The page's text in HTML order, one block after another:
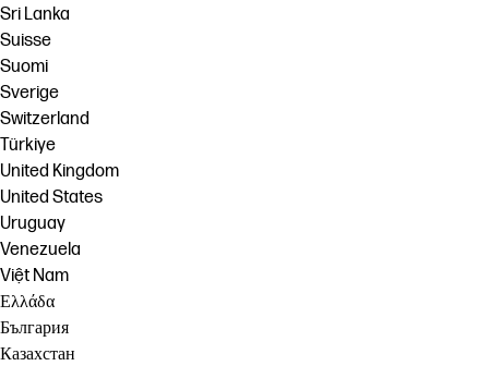
Sri Lanka
Suisse
Suomi
Sverige
Switzerland
Türkiye
United Kingdom
United States
Uruguay
Venezuela
Việt Nam
Ελλάδα
България
Казахстан